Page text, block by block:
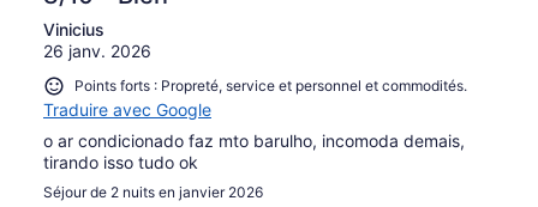
Vinicius
26 janv. 2026
Points forts : Propreté, service et personnel et commodités.
Traduire avec Google
o ar condicionado faz mto barulho, incomoda demais,
tirando isso tudo ok
Séjour de 2 nuits en janvier 2026